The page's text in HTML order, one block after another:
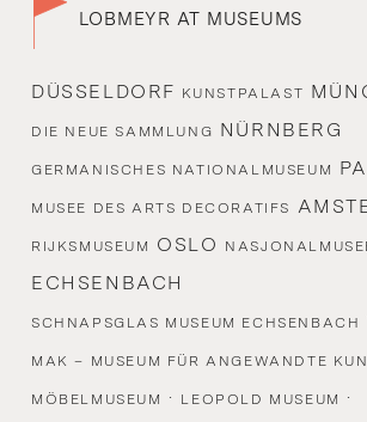
LOBMEYR AT MUSEUMS
DÜSSELDORF KUNSTPALAST
DIE NEUE SAMMLUNG NÜRNBERG
GERMANISCHES NATIONALMUSEUM
MUSEE DES ARTS DECORATIFS
RIJKSMUSEUM OSLO
ECHSENBACH
SCHNAPSGLAS MUSEUM ECHSENBACH
MAK – MUSEUM FÜR ANGEWANDTE
MÖBELMUSEUM · LEOPOLD MUSEUM ·